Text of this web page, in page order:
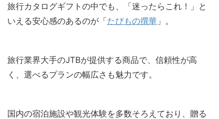
旅行カタログギフトの中でも、「迷ったらこれ！」と
いえる安心感のあるのが「たびもの撰華 」。
旅行業界大手のJTBが提供する商品で、信頼性が高
く、選べるプランの幅広さも魅力です。
国内の宿泊施設や観光体験を多数そろえており、贈る